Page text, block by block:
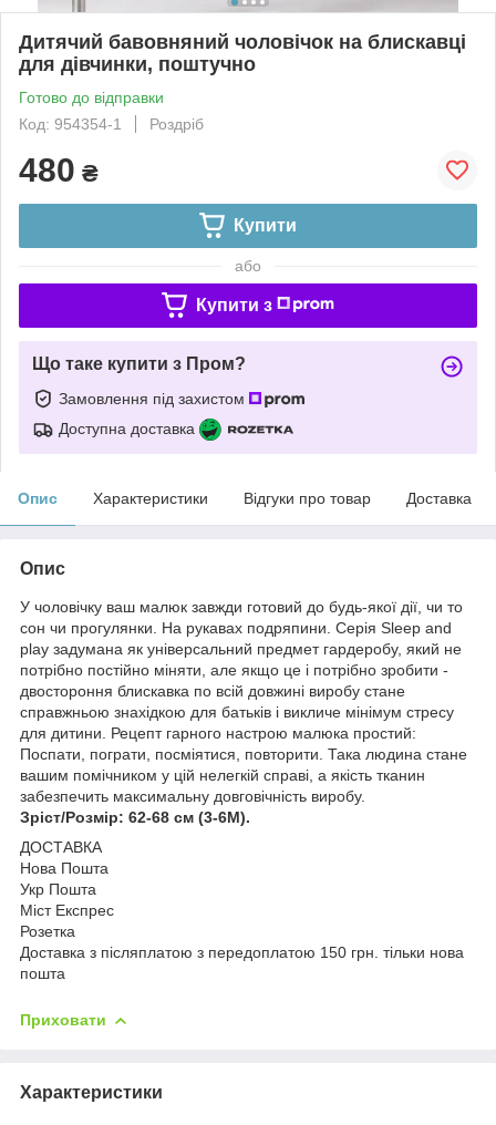
Дитячий бавовняний чоловічок на блискавці
для дівчинки, поштучно
Готово до відправки
Код: 954354-1
Роздріб
480 ₴
Купити
або
Купити з
Що таке купити з Пром?
Замовлення під захистом
Доступна доставка
Опис Характеристики Відгуки про товар Доставка
Опис
У чоловічку ваш малюк завжди готовий до будь-якої дії, чи то
сон чи прогулянки. На рукавах подряпини. Серія Sleep and
play задумана як універсальний предмет гардеробу, який не
потрібно постійно міняти, але якщо це і потрібно зробити -
двостороння блискавка по всій довжині виробу стане
справжньою знахідкою для батьків і викличе мінімум стресу
для дитини. Рецепт гарного настрою малюка простий:
Поспати, пограти, посміятися, повторити. Така людина стане
вашим помічником у цій нелегкій справі, а якість тканин
забезпечить максимальну довговічність виробу.
Зріст/Розмір: 62-68 см (3-6M).
ДОСТАВКА
Нова Пошта
Укр Пошта
Міст Експрес
Розетка
Доставка з післяплатою з передоплатою 150 грн. тільки нова
пошта
Приховати
Характеристики